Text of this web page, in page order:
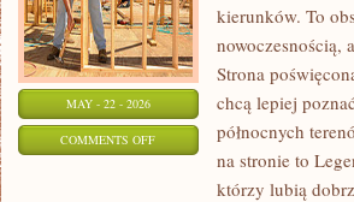
MAY - 22 - 2026
COMMENTS OFFON
ARCHITEKTURA
kierunków. To
nowoczesnością,
Strona
chcą lepiej
północnych
na stronie to
którzy lubią